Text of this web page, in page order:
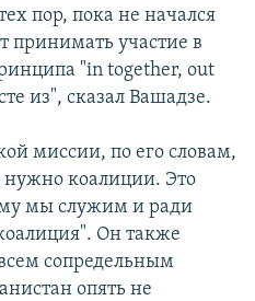
пор, пока не начался
принимать участие в
"in together, out
из", сказал Вашадзе.
миссии, по его словам,
нужно коалиции. Это
мы служим и ради
Он также
сопредельным
опять не